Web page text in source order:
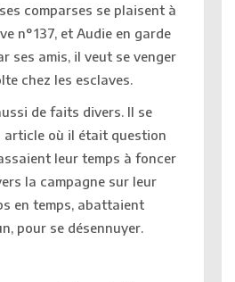
comparses se plaisent à
n°137, et Audie en garde
ses amis, il veut se venger
chez les esclaves.
de faits divers. Il se
article où il était question
leur temps à foncer
la campagne sur leur
en temps, abattaient
pour se désennuyer.